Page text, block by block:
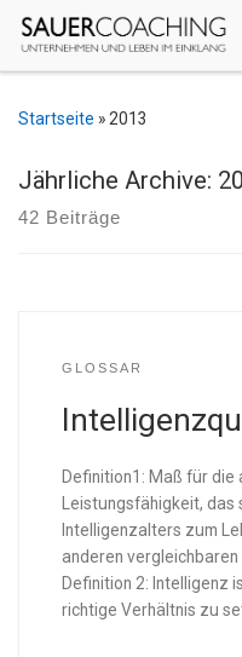
Zum Inhalt springen
Startseite » 2013
Jährliche Archive:
42 Beiträge
GLOSSAR
Definition1: Maß für die
Leistungsfähigkeit, das
Intelligenzalters zum
anderen vergleichbaren
Definition 2: Intelligenz
richtige Verhältnis zu